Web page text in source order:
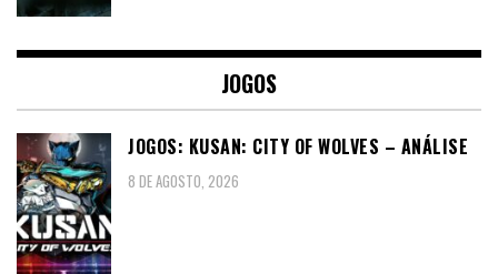
JOGOS
JOGOS: KUSAN: CITY OF WOLVES – ANÁLISE
8 DE AGOSTO, 2026